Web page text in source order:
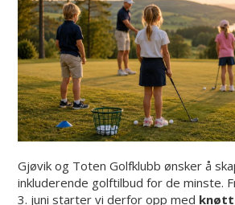
Gjøvik og Toten Golfklubb ønsker å
inkluderende golftilbud for de minste.
3. juni starter vi derfor opp med